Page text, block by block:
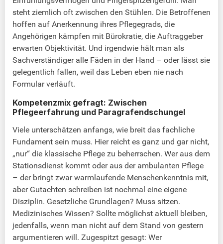
steht ziemlich oft zwischen den Stühlen. Die Betroffenen
hoffen auf Anerkennung ihres Pflegegrads, die
Angehörigen kämpfen mit Bürokratie, die Auftraggeber
erwarten Objektivität. Und irgendwie hält man als
Sachverständiger alle Fäden in der Hand – oder lässt sie
gelegentlich fallen, weil das Leben eben nie nach
Formular verläuft.
Kompetenzmix gefragt: Zwischen
Pflegeerfahrung und Paragrafendschungel
Viele unterschätzen anfangs, wie breit das fachliche
Fundament sein muss. Hier reicht es ganz und gar nicht,
„nur“ die klassische Pflege zu beherrschen. Wer aus dem
Stationsdienst kommt oder aus der ambulanten Pflege
– der bringt zwar warmlaufende Menschenkenntnis mit,
aber Gutachten schreiben ist nochmal eine eigene
Disziplin. Gesetzliche Grundlagen? Muss sitzen.
Medizinisches Wissen? Sollte möglichst aktuell bleiben,
jedenfalls, wenn man nicht auf dem Stand von gestern
argumentieren will. Zugespitzt gesagt: Wer